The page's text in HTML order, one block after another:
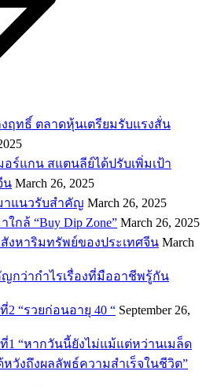
งฤทธิ์ ตลาดหุ้นเตรียมรับแรงสั่น
ร์แกน สแตนลีย์ได้ปรับเพิ่มเป้า
น March 26, 2025
าแนวรับสำคัญ March 26, 2025
ใกล้ “Buy Dip Zone” March 26, 2025
งหาริมทรัพย์ของประเทศจีน March
กว่ากำไรเรื่องที่มืออาชีพรู้กัน
“รวยก่อนอายุ 40 “ September 26,
1 “หากวันนี้ยังไม่แม้แต่หว่านเมล็ด
วังถึงผลลัพธ์ความสำเร็จในชีวิต”